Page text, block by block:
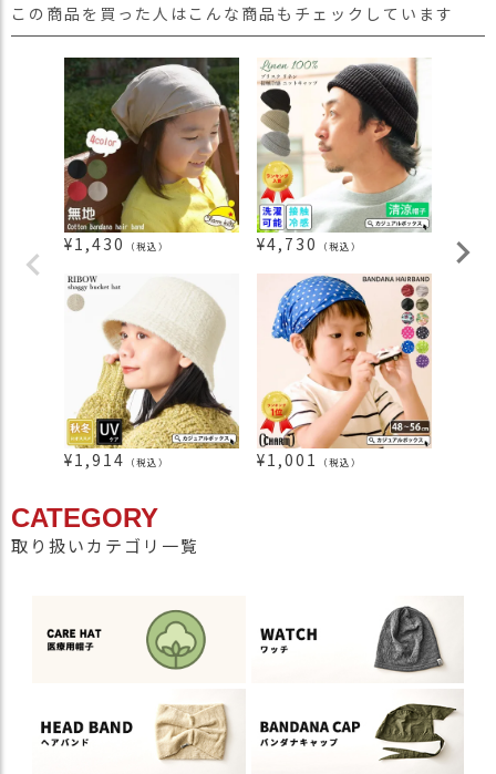
この商品を買った人はこんな商品もチェックしています
¥1,430 （税込） ¥4,730 （税込） ¥
¥1,914 （税込） ¥1,001 （税込）
CATEGORY
取り扱いカテゴリ一覧